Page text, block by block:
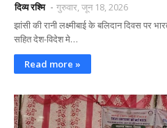
दिव्य रश्मि
गुरुवार, जून 18, 2026
झांसी की रानी लक्ष्मीबाई के बलिदान दिवस पर
सहित देश-विदेश मे…
Read more »